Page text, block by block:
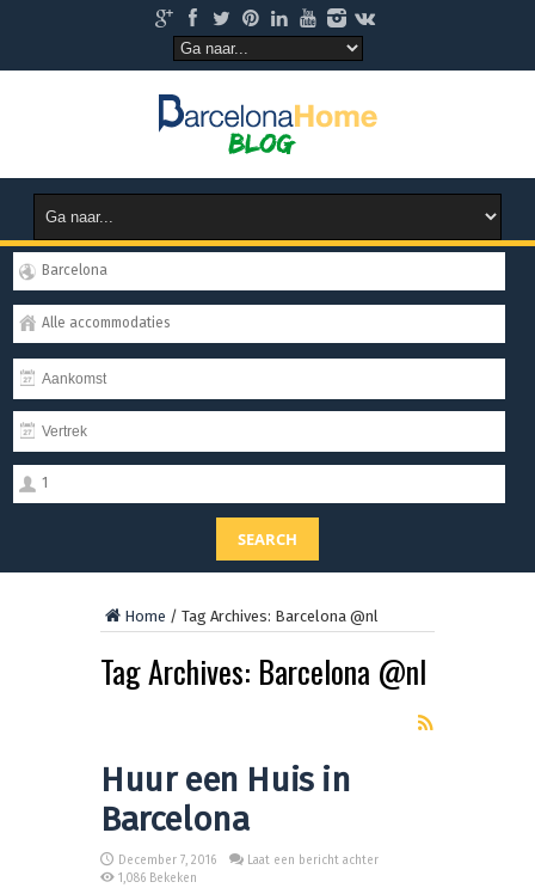
Barcelona
Alle accommodaties
1
SEARCH
Home / Tag Archives: Barcelona @nl
Tag Archives: Barcelona @nl
Huur een Huis in
Barcelona
December 7, 2016
Laat een bericht achter
1,086 Bekeken